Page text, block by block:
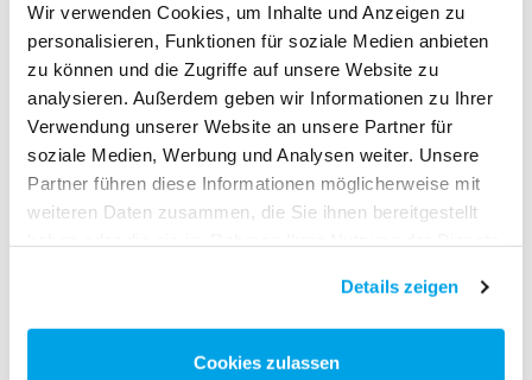
Wir verwenden Cookies, um Inhalte und Anzeigen zu
personalisieren, Funktionen für soziale Medien anbieten
zu können und die Zugriffe auf unsere Website zu
analysieren. Außerdem geben wir Informationen zu Ihrer
Verwendung unserer Website an unsere Partner für
soziale Medien, Werbung und Analysen weiter. Unsere
Partner führen diese Informationen möglicherweise mit
weiteren Daten zusammen, die Sie ihnen bereitgestellt
Details zeigen
Cookies zulassen
Scotland Yard Ride
Ravensburger Spieleland
Das Kultspiel jetzt als immersive